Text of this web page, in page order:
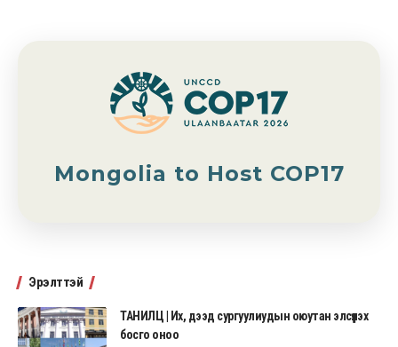
Mongolia to Host COP17
Эрэлттэй
ТАНИЛЦ | Их, дээд сургуулиудын оюутан элсүүлэх
босго оноо